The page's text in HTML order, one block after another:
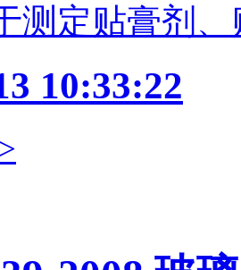
测定贴膏剂
10:33:22